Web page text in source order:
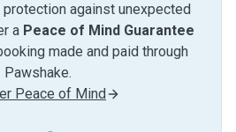
protection against unexpected
a Peace of Mind Guarantee
made and paid through
Pawshake.
Peace of Mind